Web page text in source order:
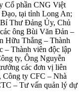
Cổ phần CNG Việt
tại tỉnh Long An;
Thư Đảng Ủy, Chủ
ông Bùi Văn Đản –
Hữu Thắng – Thành
– Thành viên độc lập
ty, Ông Nguyễn
các đơn vị liên
Công ty CFC – Nhà
– Tư vấn quản lý dự